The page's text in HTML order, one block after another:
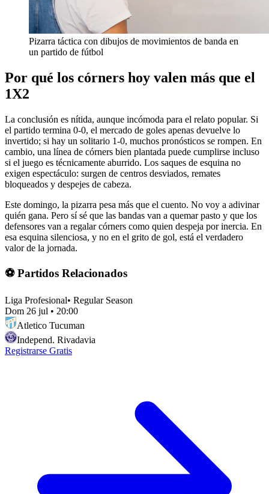
Pizarra táctica con dibujos de movimientos de banda en
un partido de fútbol
Por qué los córners hoy valen más que el
1X2
La conclusión es nítida, aunque incómoda para el relato popular. Si
el partido termina 0-0, el mercado de goles apenas devuelve lo
invertido; si hay un solitario 1-0, muchos pronósticos se rompen. En
cambio, una línea de córners bien plantada puede cumplirse incluso
si el juego es técnicamente aburrido. Los saques de esquina no
exigen espectáculo: surgen de centros desviados, remates
bloqueados y despejes de cabeza.
Este domingo, la pizarra pesa más que el cuento. No voy a adivinar
quién gana. Pero sí sé que las bandas van a quemar pasto y que los
defensores van a regalar córners como quien despeja por inercia. En
esa esquina silenciosa, y no en el grito de gol, está el verdadero
valor de la jornada.
⚽ Partidos Relacionados
Liga Profesional• Regular Season
Dom 26 jul • 20:00
Atletico Tucuman
Independ. Rivadavia
Registrarse Gratis